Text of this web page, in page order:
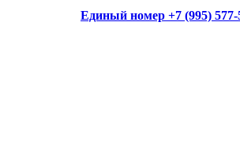
Единый номер +7 (995) 577-